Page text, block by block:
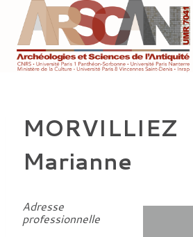
contenu
MORVILLIEZ
Marianne
Adresse
professionnelle